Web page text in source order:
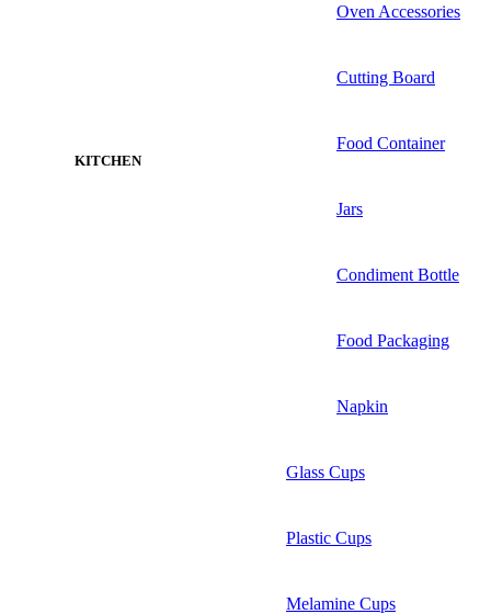
KITCHEN
Oven Accessories
Cutting Board
Food Container
Jars
Condiment Bottle
Food Packaging
Napkin
Glass Cups
Plastic Cups
Melamine Cups